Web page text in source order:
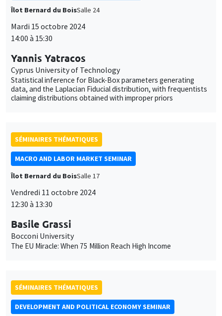
Yannis Yatracos
Cyprus University of Technology
Statistical inference for Black-Box parameters generating
claiming distributions obtained with improper priors
SÉMINAIRES THÉMATIQUES
Îlot Bernard du BoisSalle 17
Vendredi 11 octobre 2024
12:30 à 13:30
Basile Grassi
Bocconi University
The EU Miracle: When 75 Million Reach High Income
SÉMINAIRES THÉMATIQUES
Îlot Bernard du BoisAmphithéâtre
Vendredi 4 octobre 2024
11:00 à 12:15